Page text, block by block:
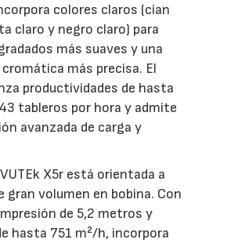
colores claros (cian
claro y negro claro) para
más suaves y una
más precisa. El
productividades de hasta
tableros por hora y admite
avanzada de carga y
X5r está orientada a
gran volumen en bobina. Con
de 5,2 metros y
hasta 751 m²/h, incorpora